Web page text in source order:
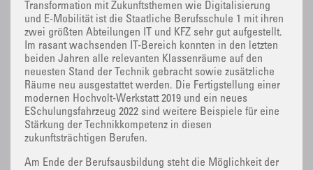
Transformation mit Zukunftsthemen wie Digitalisierung
und E-Mobilität ist die Staatliche Berufsschule 1 mit ihren
zwei größten Abteilungen IT und KFZ sehr gut aufgestellt.
Im rasant wachsenden IT-Bereich konnten in den letzten
beiden Jahren alle relevanten Klassenräume auf den
neuesten Stand der Technik gebracht sowie zusätzliche
Räume neu ausgestattet werden. Die Fertigstellung einer
modernen Hochvolt-Werkstatt 2019 und ein neues
ESchulungsfahrzeug 2022 sind weitere Beispiele für eine
Stärkung der Technikkompetenz in diesen
zukunftsträchtigen Berufen.
Am Ende der Berufsausbildung steht die Möglichkeit der